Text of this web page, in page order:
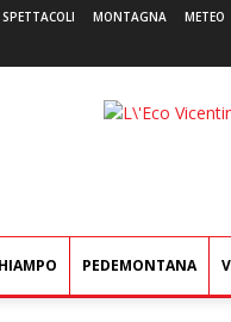
MONTAGNA METEO
L'Eco
PEDEMONTANA